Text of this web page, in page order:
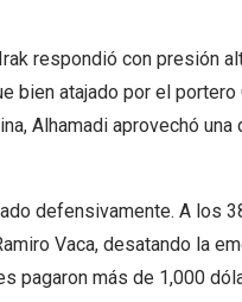
respondió con presión
bien atajado por el portero
Alhamadi aprovechó
defensivamente. A los
Vaca, desatando la
pagaron más de 1,000